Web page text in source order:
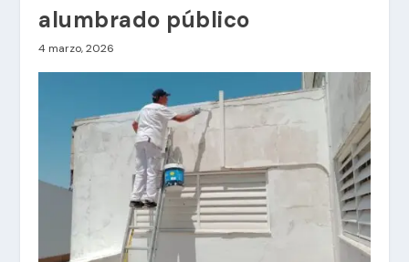
alumbrado público
4 marzo, 2026